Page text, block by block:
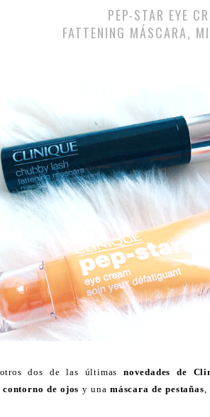
PEP-STAR EYE
FATTENING MÁSCARA,
dos de las últimasnovedades de
de ojos y unamáscara de pestañas,